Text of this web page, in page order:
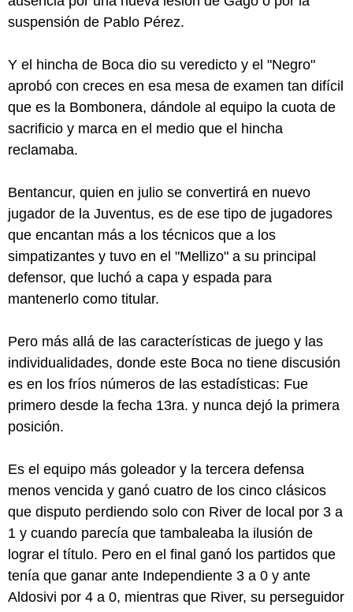
suspensión de Pablo Pérez.
Y el hincha de Boca dio su veredicto y el "Negro"
aprobó con creces en esa mesa de examen tan difícil
que es la Bombonera, dándole al equipo la cuota de
sacrificio y marca en el medio que el hincha
reclamaba.
Bentancur, quien en julio se convertirá en nuevo
jugador de la Juventus, es de ese tipo de jugadores
que encantan más a los técnicos que a los
simpatizantes y tuvo en el "Mellizo" a su principal
defensor, que luchó a capa y espada para
mantenerlo como titular.
Pero más allá de las características de juego y las
individualidades, donde este Boca no tiene discusión
es en los fríos números de las estadísticas: Fue
primero desde la fecha 13ra. y nunca dejó la primera
posición.
Es el equipo más goleador y la tercera defensa
menos vencida y ganó cuatro de los cinco clásicos
que disputo perdiendo solo con River de local por 3 a
1 y cuando parecía que tambaleaba la ilusión de
lograr el título. Pero en el final ganó los partidos que
tenía que ganar ante Independiente 3 a 0 y ante
Aldosivi por 4 a 0, mientras que River, su perseguidor